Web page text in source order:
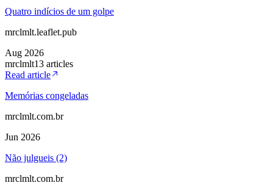
Quatro indícios de um golpe
mrclmlt.leaflet.pub
Aug 2026
mrclmlt13 articles
Read article
Memórias congeladas
mrclmlt.com.br
Jun 2026
Não julgueis (2)
mrclmlt.com.br